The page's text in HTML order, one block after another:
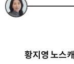
황지영 노스